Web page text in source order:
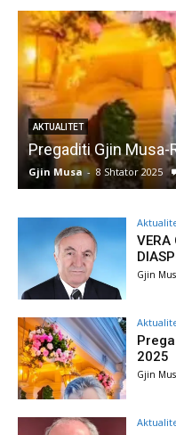
AKTUALITET
Pregaditi Gjin
Gjin Musa - 8 Shtator 2025
VERA
Gjin
2025
Gjin